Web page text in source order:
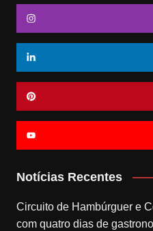
Notícias Recentes
Circuito de Hambúrguer e
com quatro dias de